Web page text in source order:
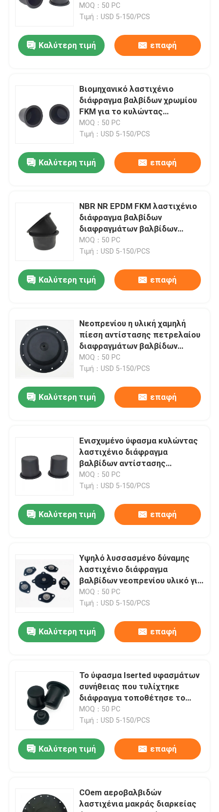
Προϊόντα
Σχετικά με εμάς
περιοδεία στο εργοστάσιο
Ειδήσεις
Ζητήστε μια προσφορά
Λαστιχένιες σφραγίδες διαφραγμάτων
Λαστιχένιο διάφραγμα βαλβίδων
Διάφραγμα βαλβίδων σφυγμού
Πνευματικό διάφραγμα βαλβίδων
Σύνθετο διάφραγμα
Λαστιχένιο στόλισμα φλαντζών
εξαρτήσεων αεροφρένων
MOQ：50 PC
Τιμή：USD 5-150/PCS
Καλύτερη τιμή επαφή
Βιομηχανικό λαστιχένιο
διάφραγμα βαλβίδων χρωμίου
FKM για το κυλώντας
διάφραγμα ρυθμίζοντας
βαλβίδων
MOQ：50 PC
Τιμή：USD 5-150/PCS
Καλύτερη τιμή επαφή
NBR NR EPDM FKM λαστιχένιο
διάφραγμα βαλβίδων
διαφραγμάτων βαλβίδων
χρωμίου πνευματικό κομμένο
MOQ：50 PC
Τιμή：USD 5-150/PCS
Καλύτερη τιμή επαφή
Νεοπρενίου η υλική χαμηλή
πίεση αντίστασης πετρελαίου
διαφραγμάτων βαλβίδων
λαστιχένια βγάζει από τη θέση
που ήταν το διάφραγμα
MOQ：50 PC
Τιμή：USD 5-150/PCS
Καλύτερη τιμή επαφή
Ενισχυμένο ύφασμα κυλώντας
λαστιχένιο διάφραγμα
βαλβίδων αντίστασης
δακρυ'ων διαφραγμάτων
MOQ：50 PC
Τιμή：USD 5-150/PCS
Καλύτερη τιμή επαφή
Υψηλό λυσσασμένο δύναμης
λαστιχένιο διάφραγμα
βαλβίδων νεοπρενίου υλικό για
την περιστροφική βαλβίδα
εκρήξεων χαμηλής πίεσης
MOQ：50 PC
Τιμή：USD 5-150/PCS
Καλύτερη τιμή επαφή
Το ύφασμα Iserted υφασμάτων
συνήθειας που τυλίχτηκε
διάφραγμα τοποθέτησε το
λαστιχένιο κυλώντας
διαφραγμάτων σε στρώματα
λαστιχένιο
MOQ：50 PC
Τιμή：USD 5-150/PCS
Καλύτερη τιμή επαφή
COem αεροβαλβιδών
λαστιχένια μακράς διαρκείας